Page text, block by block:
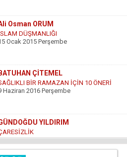
DÜŞMANLIĞI
Ocak 2015 Perşembe
BİR RAMAZAN İÇİN 10 ÖNERİ
Haziran 2016 Perşembe
Haziran 2016 Perşembe
DÜŞ